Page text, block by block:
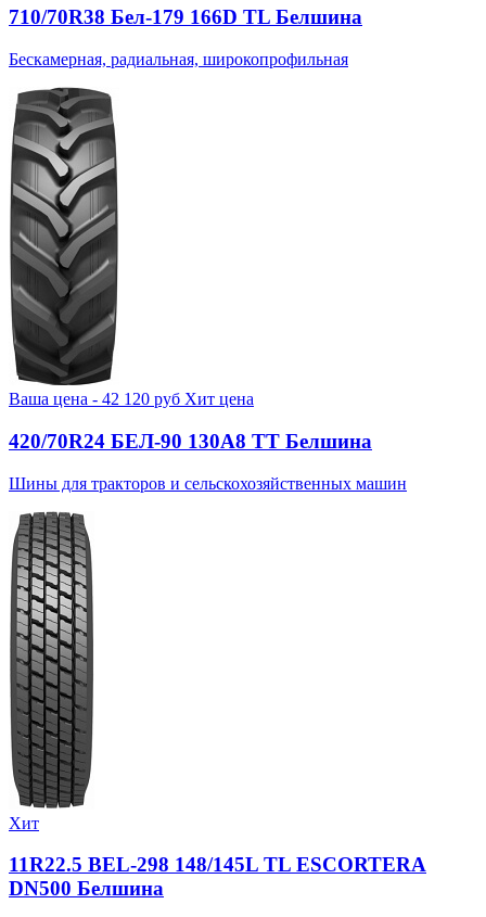
710/70R38 Бел-179 166D TL Белшина
Бескамерная, радиальная, широкопрофильная
Ваша цена - 42 120 руб Хит цена
420/70R24 БЕЛ-90 130А8 TT Белшина
Шины для тракторов и сельскохозяйственных машин
Хит
11R22.5 BEL-298 148/145L TL ESCORTERA
DN500 Белшина